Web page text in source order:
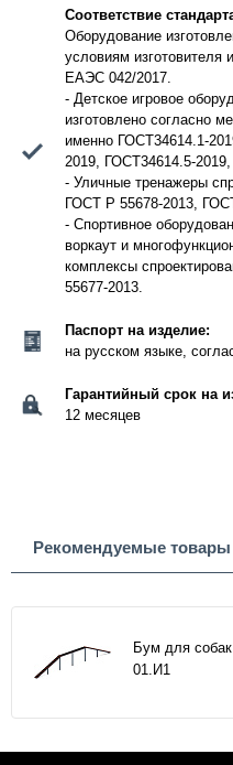
Соответствие
Оборудование
условиям изготовителя
ЕАЭС 042/2017.
- Детское игровое
изготовлено согласно
именно ГОСТ34614.1-
2019, ГОСТ34614.5-
- Уличные тренажеры
ГОСТ Р 55678-2013,
- Спортивное
воркаут и
комплексы
55677-2013.
Паспорт на изделие:
на русском языке,
Гарантийный срок на
12 месяцев
Рекомендуемые товары
Бум для
01.И1